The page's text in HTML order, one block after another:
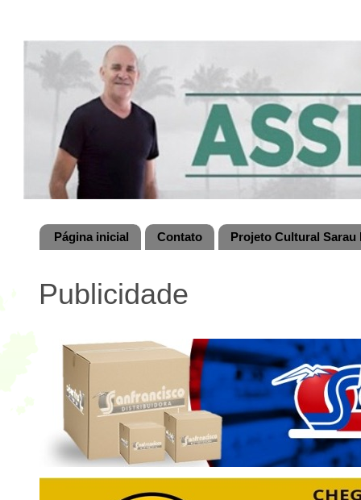
Página inicial Contato Projeto Cultural
Publicidade